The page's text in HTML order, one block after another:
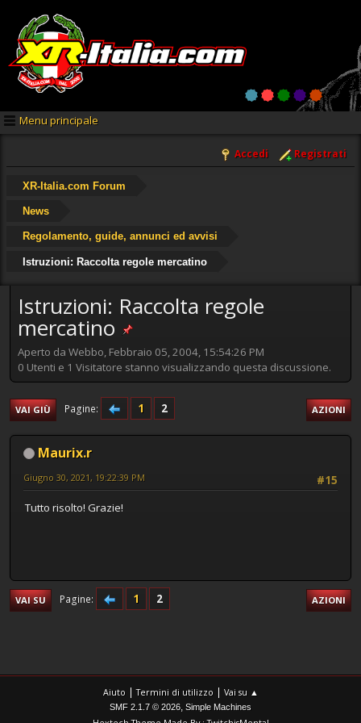
Menu principale
Accedi Registrati
XR-Italia.com Forum
News
Regolamento, guide, annunci ed avvisi
Istruzioni: Raccolta regole mercatino
Istruzioni: Raccolta regole
mercatino
Aperto da Webbo, Febbraio 05, 2004, 15:54:26 PM
0 Utenti e 1 Visitatore stanno visualizzando questa discussione.
VAI GIÙ Pagine 1 2 AZIONI
Maurix.r
#15
Giugno 30, 2021, 19:22:39 PM
Tutto risolto! Grazie!
VAI SU Pagine 1 2 AZIONI
Aiuto |Termini di utilizzo | Vai su ▲
SMF 2.1.7 © 2026, Simple Machines